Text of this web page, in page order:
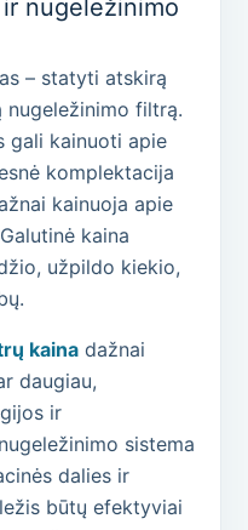
nugeležinimo
– statyti atskirą
filtrą.
gali kainuoti apie
komplektacija
kainuoja apie
kaina
užpildo kiekio,
kaina dažnai
daugiau,
ir
sistema
dalies ir
būtų efektyviai